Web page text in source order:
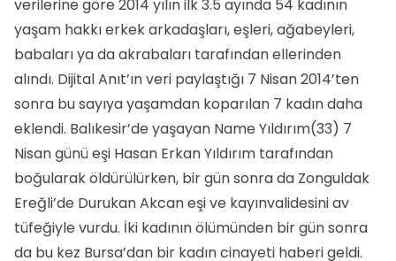
verilerine göre 2014 yılın ilk 3.5 ayında 54 kadının
yaşam hakkı erkek arkadaşları, eşleri, ağabeyleri,
babaları ya da akrabaları tarafından ellerinden
alındı. Dijital Anıt’ın veri paylaştığı 7 Nisan 2014’ten
sonra bu sayıya yaşamdan koparılan 7 kadın daha
eklendi. Balıkesir’de yaşayan Name Yıldırım(33) 7
Nisan günü eşi Hasan Erkan Yıldırım tarafından
boğularak öldürülürken, bir gün sonra da Zonguldak
Ereğli’de Durukan Akcan eşi ve kayınvalidesini av
tüfeğiyle vurdu. İki kadının ölümünden bir gün sonra
da bu kez Bursa’dan bir kadın cinayeti haberi geldi.